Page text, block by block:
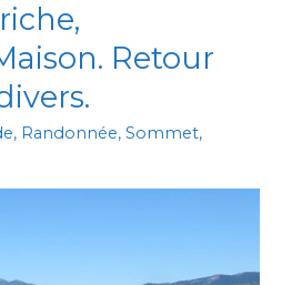
Retour
, Randonnée, Sommet,